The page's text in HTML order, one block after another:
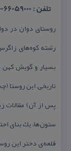
تلفن : 66059000-021
روستای دوان در
رشته كوه‌های
بسیار و گویش كهن
تاریخی این روستا
پس از آن) مقالات
ستون‌ها، یك بنای
قلعه‌ی دختر این